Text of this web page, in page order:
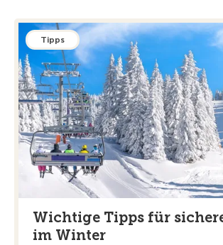
Tipps
Wichtige Tipps für
im Winter